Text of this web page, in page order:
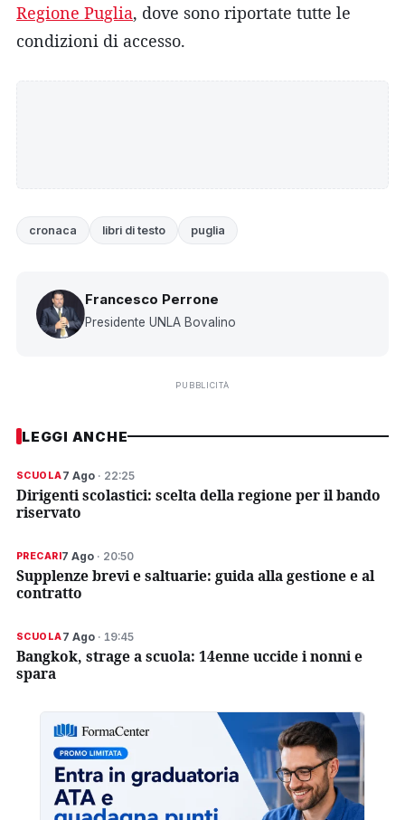
Regione Puglia, dove sono riportate tutte le
condizioni di accesso.
cronaca libri di testo puglia
Francesco Perrone
Presidente UNLA Bovalino
PUBBLICITÀ
LEGGI ANCHE
SCUOLA7 Ago· 22:25
Dirigenti scolastici: scelta della regione per il bando
riservato
PRECARI7 Ago· 20:50
Supplenze brevi e saltuarie: guida alla gestione e al
contratto
SCUOLA7 Ago· 19:45
Bangkok, strage a scuola: 14enne uccide i nonni e
spara